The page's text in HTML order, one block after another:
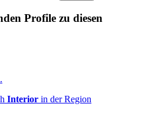
Profile zu diesen
.
Interior in der Region